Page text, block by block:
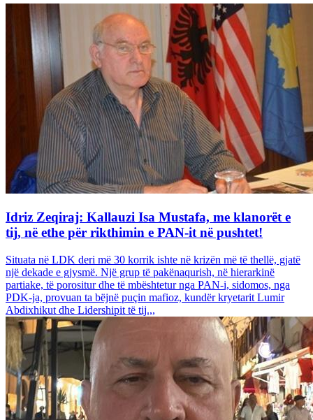
Idriz Zeqiraj: Kallauzi Isa Mustafa, me klanorët e
tij, në ethe për rikthimin e PAN-it në pushtet!
Situata në LDK deri më 30 korrik ishte në krizën më të thellë, gjatë
një dekade e gjysmë. Një grup të pakënaqurish, në hierarkinë
partiake, të porositur dhe të mbështetur nga PAN-i, sidomos, nga
PDK-ja, provuan ta bëjnë puçin mafioz, kundër kryetarit Lumir
Abdixhikut dhe Lidershipit të tij.,,